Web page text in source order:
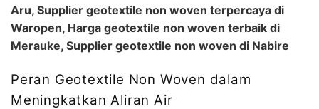
Aru, Supplier geotextile non woven terpercaya di
Waropen, Harga geotextile non woven terbaik di
Merauke, Supplier geotextile non woven di Nabire
Peran Geotextile Non Woven dalam
Meningkatkan Aliran Air